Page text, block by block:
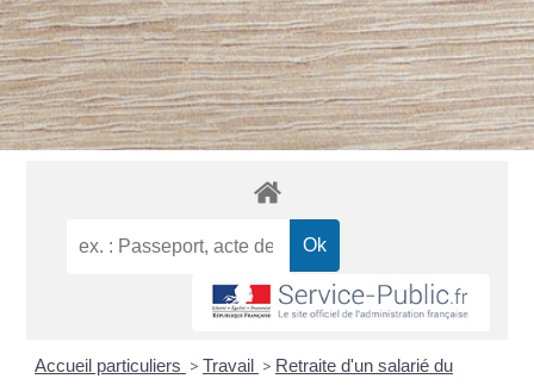
Accueil particuliers > Travail > Retraite d'un salarié du